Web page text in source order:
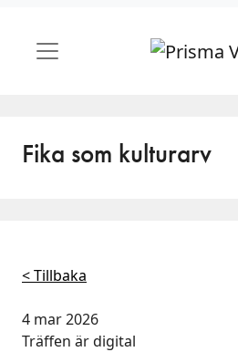
Fika som kulturarv
< Tillbaka
4 mar 2026
Träffen är digital